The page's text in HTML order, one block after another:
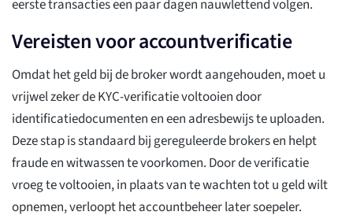
eerste transacties een paar dagen nauwlettend volgen.
Vereisten voor accountverificatie
Omdat het geld bij de broker wordt aangehouden, moet u
vrijwel zeker de KYC-verificatie voltooien door
identificatiedocumenten en een adresbewijs te uploaden.
Deze stap is standaard bij gereguleerde brokers en helpt
fraude en witwassen te voorkomen. Door de verificatie
vroeg te voltooien, in plaats van te wachten tot u geld wilt
opnemen, verloopt het accountbeheer later soepeler.